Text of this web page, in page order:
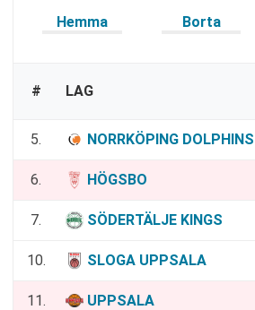
Hemma Borta
# LAG
5. NORRKÖPING DOLPHINS
6. HÖGSBO
7. SÖDERTÄLJE KINGS
10. SLOGA UPPSALA
11. UPPSALA